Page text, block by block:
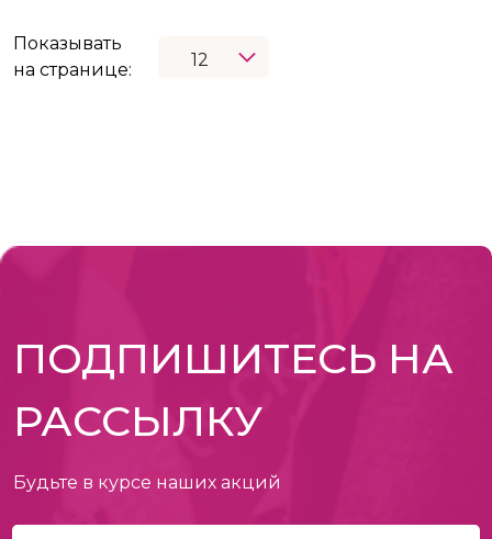
Показывать
на странице:
ПОДПИШИТЕСЬ НА
РАССЫЛКУ
Будьте в курсе наших акций